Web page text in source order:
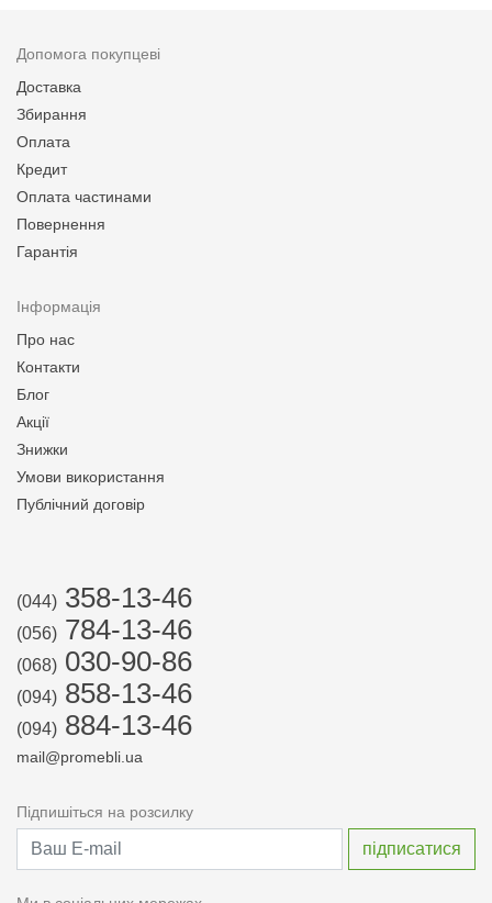
Допомога покупцеві
Доставка
Збирання
Оплата
Кредит
Оплата частинами
Повернення
Гарантія
Інформація
Про нас
Контакти
Блог
Акції
Знижки
Умови використання
Публічний договір
(044) 358-13-46
(056) 784-13-46
(068) 030-90-86
(094) 858-13-46
(094) 884-13-46
mail@promebli.ua
Підпишіться на розсилку